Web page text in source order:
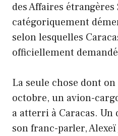
des Affaires
catégoriquement
selon lesquelles
officiellement
La seule chose dont on
octobre, un avion-
a atterri à Caracas.
son franc-parler,